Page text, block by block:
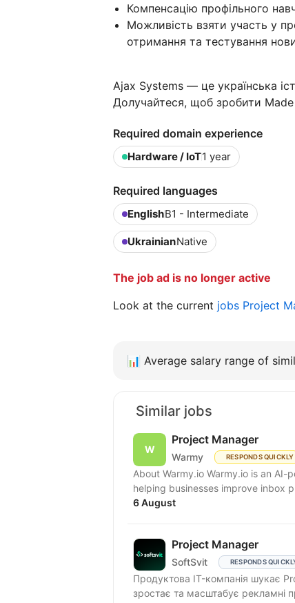
Компенсацію профільного
Можливість взяти участь у
отримання та тестування
Ajax Systems — це українська
Долучайтеся, щоб зробити Made
Required domain experience
Hardware / IoT1 year
Required languages
EnglishB1 - Intermediate
UkrainianNative
The job ad is no longer active
Look at the current jobs Project
📊 Average salary range of
Similar jobs
Project Manager
Warmy RESPONDS QUICKLY
About Warmy.io Warmy.io is an
helping businesses improve inbox
6 August
Project Manager
SoftSvit RESPONDS
Продуктова IT-компанія шукає
зростає та масштабує рекламні